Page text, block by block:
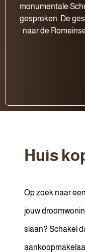
monumentale
gesproken. De
naar de
Huis
Op zoek naar
jouw
slaan? Schakel